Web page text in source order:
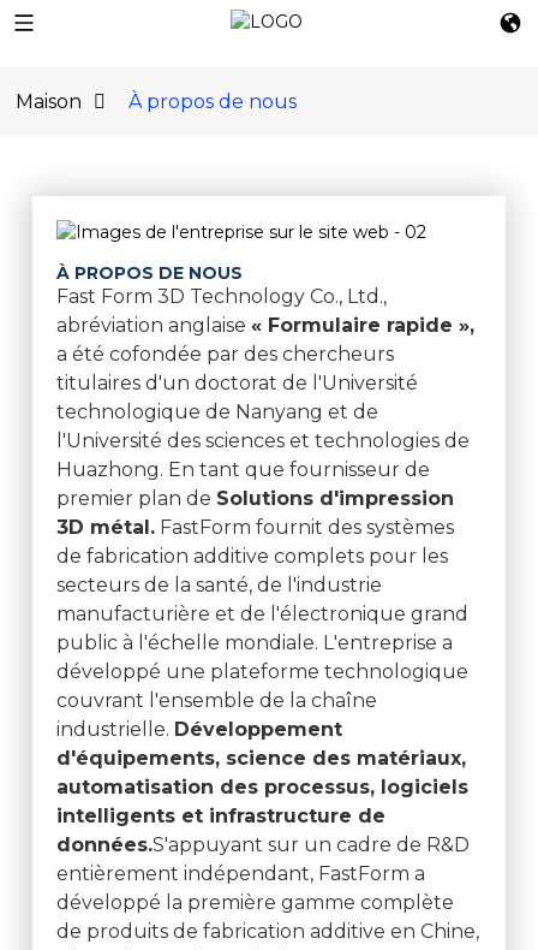
Maison À propos de nous
À PROPOS DE NOUS
Fast Form 3D Technology Co., Ltd.,
abréviation anglaise « Formulaire rapide »,
a été cofondée par des chercheurs
titulaires d'un doctorat de l'Université
technologique de Nanyang et de
l'Université des sciences et technologies de
Huazhong. En tant que fournisseur de
premier plan de Solutions d'impression
3D métal.FastForm fournit des systèmes
de fabrication additive complets pour les
secteurs de la santé, de l'industrie
manufacturière et de l'électronique grand
public à l'échelle mondiale. L'entreprise a
développé une plateforme technologique
couvrant l'ensemble de la chaîne
industrielle. Développement
d'équipements, science des matériaux,
automatisation des processus, logiciels
intelligents et infrastructure de
données.S'appuyant sur un cadre de R&D
entièrement indépendant, FastForm a
développé la première gamme complète
de produits de fabrication additive en Chine,